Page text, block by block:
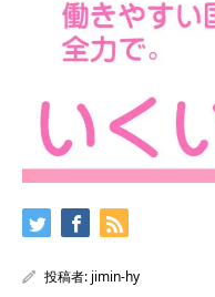
投稿者: jimin-hy